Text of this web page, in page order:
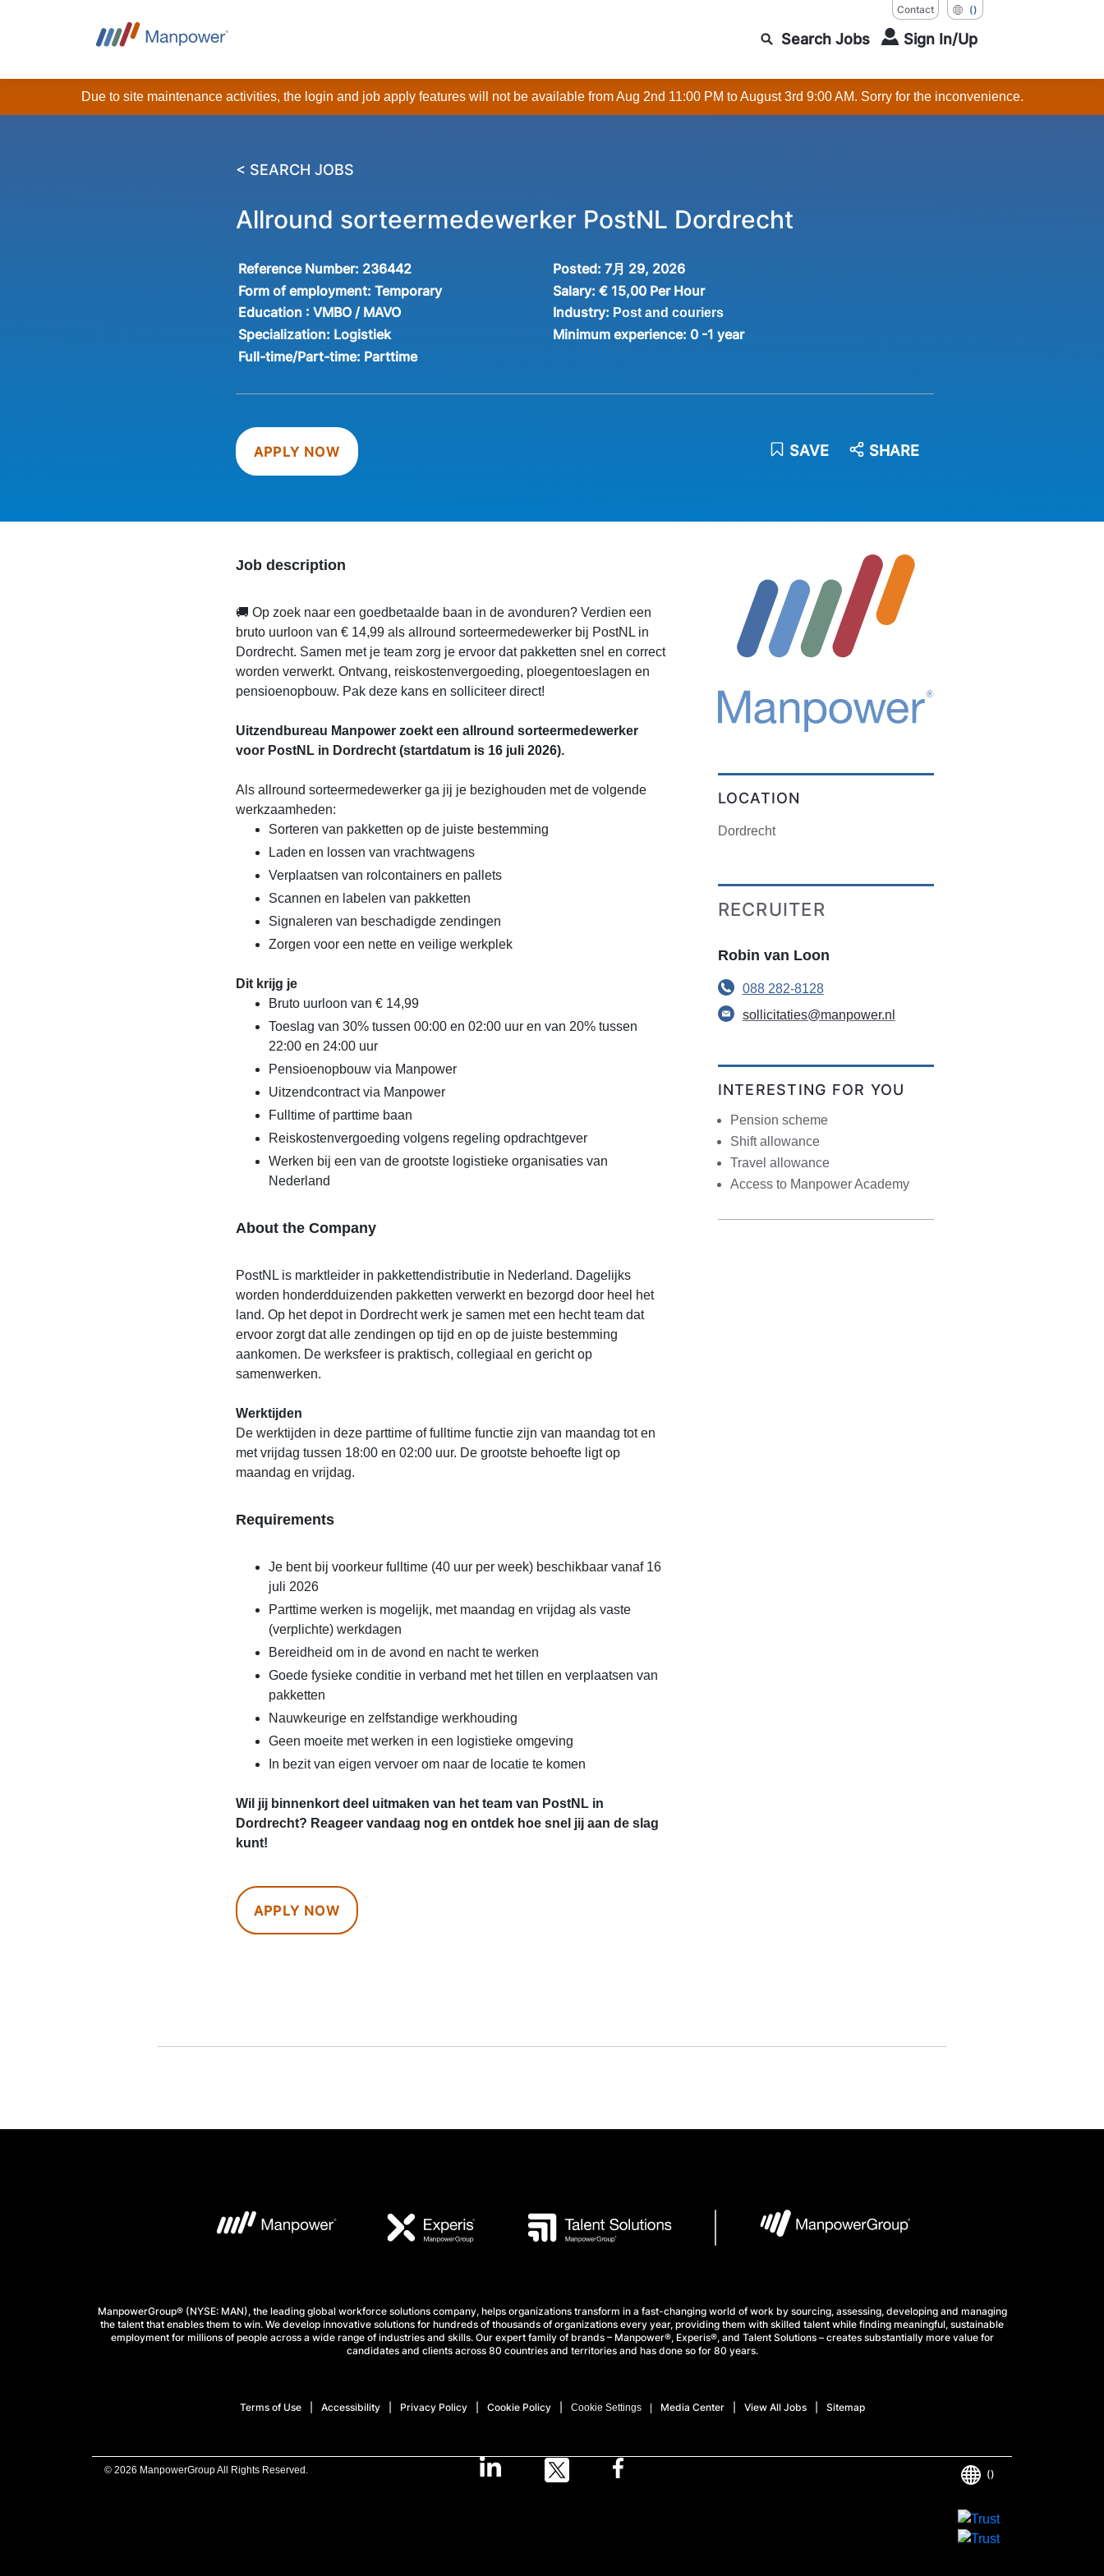
Contact ()
Search Jobs Sign In/Up
Due to site maintenance activities, the login and job apply features will not be available from Aug 2nd 11:00 PM to August 3rd 9:00 AM. Sorry for the inconvenience.
< SEARCH JOBS
Allround sorteermedewerker PostNL Dordrecht
Reference Number: 236442 Posted: 7月 29, 2026
Form of employment:Temporary Salary: € 15,00 Per Hour
Education : VMBO / MAVO Industry: Post and couriers
Specialization: Logistiek Minimum experience: 0 -1 year
Full-time/Part-time: Parttime
APPLY NOW SAVE SHARE
Job description
🚚 Op zoek naar een goedbetaalde baan in de avonduren? Verdien een
bruto uurloon van € 14,99 als allround sorteermedewerker bij PostNL in
Dordrecht. Samen met je team zorg je ervoor dat pakketten snel en correct
worden verwerkt. Ontvang, reiskostenvergoeding, ploegentoeslagen en
pensioenopbouw. Pak deze kans en solliciteer direct!
Uitzendbureau Manpower zoekt een allround sorteermedewerker
voor PostNL in Dordrecht (startdatum is 16 juli 2026).
Als allround sorteermedewerker ga jij je bezighouden met de volgende
werkzaamheden:
Sorteren van pakketten op de juiste bestemming
Laden en lossen van vrachtwagens
Verplaatsen van rolcontainers en pallets
Scannen en labelen van pakketten
Signaleren van beschadigde zendingen
Zorgen voor een nette en veilige werkplek
Dit krijg je
Bruto uurloon van € 14,99
Toeslag van 30% tussen 00:00 en 02:00 uur en van 20% tussen
22:00 en 24:00 uur
Pensioenopbouw via Manpower
Uitzendcontract via Manpower
Fulltime of parttime baan
Reiskostenvergoeding volgens regeling opdrachtgever
Werken bij een van de grootste logistieke organisaties van
Nederland
About the Company
PostNL is marktleider in pakkettendistributie in Nederland. Dagelijks
worden honderdduizenden pakketten verwerkt en bezorgd door heel het
land. Op het depot in Dordrecht werk je samen met een hecht team dat
ervoor zorgt dat alle zendingen op tijd en op de juiste bestemming
aankomen. De werksfeer is praktisch, collegiaal en gericht op
samenwerken.
Werktijden
De werktijden in deze parttime of fulltime functie zijn van maandag tot en
met vrijdag tussen 18:00 en 02:00 uur. De grootste behoefte ligt op
maandag en vrijdag.
Requirements
Je bent bij voorkeur fulltime (40 uur per week) beschikbaar vanaf 16
juli 2026
Parttime werken is mogelijk, met maandag en vrijdag als vaste
(verplichte) werkdagen
Bereidheid om in de avond en nacht te werken
Goede fysieke conditie in verband met het tillen en verplaatsen van
pakketten
Nauwkeurige en zelfstandige werkhouding
Geen moeite met werken in een logistieke omgeving
In bezit van eigen vervoer om naar de locatie te komen
Wil jij binnenkort deel uitmaken van het team van PostNL in
Dordrecht? Reageer vandaag nog en ontdek hoe snel jij aan de slag
kunt!
APPLY NOW
LOCATION
Dordrecht
RECRUITER
Robin van Loon
088 282-8128
sollicitaties@manpower.nl
INTERESTING FOR YOU
Pension scheme
Shift allowance
Travel allowance
Access to Manpower Academy
ManpowerGroup® (NYSE: MAN), the leading global workforce solutions company, helps organizations transform in a fast-changing world of work by sourcing, assessing, developing and managing
the talent that enables them to win. We develop innovative solutions for hundreds of thousands of organizations every year, providing them with skilled talent while finding meaningful, sustainable
employment for millions of people across a wide range of industries and skills. Our expert family of brands – Manpower®, Experis®, and Talent Solutions – creates substantially more value for
candidates and clients across 80 countries and territories and has done so for 80 years.
Terms of Use Accessibility Privacy Policy Cookie Policy Cookie Settings Media Center View All Jobs Sitemap
© 2026 ManpowerGroup All Rights Reserved. ()